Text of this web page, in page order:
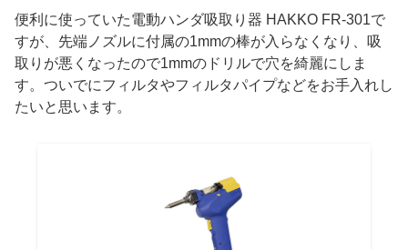
便利に使っていた電動ハンダ吸取り器 HAKKO FR-301で
すが、先端ノズルに付属の1mmの棒が入らなくなり、吸
取りが悪くなったので1mmのドリルで穴を綺麗にしま
す。ついでにフィルタやフィルタパイプなどをお手入れし
たいと思います。